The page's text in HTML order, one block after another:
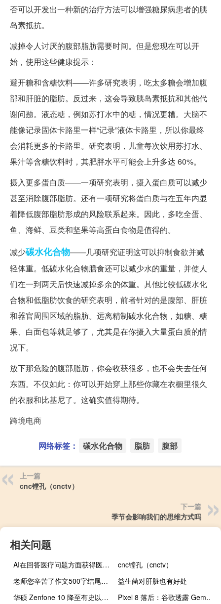
否可以开发出一种新的治疗方法可以增强糖尿病患者的胰
岛素抵抗。
减掉令人讨厌的腹部脂肪需要时间。但是您现在可以开
始，使用这些健康提示：
避开糖和含糖饮料——许多研究表明，吃太多糖会增加腹
部和肝脏的脂肪。反过来，这会导致胰岛素抵抗和其他代
谢问题。液态糖，例如苏打水中的糖，情况更糟。大脑不
能像记录固体卡路里一样“记录”液体卡路里，所以你最终
会消耗更多的卡路里。研究表明，儿童每次饮用苏打水、
果汁等含糖饮料时，其肥胖水平可能会上升多达 60%。
摄入更多蛋白质——一项研究表明，摄入蛋白质可以减少
甚至消除腹部脂肪。还有一项研究将蛋白质与在五年内显
着降低腹部脂肪形成的风险联系起来。因此，多吃全蛋、
鱼、海鲜、豆类和坚果等高蛋白食物是值得的。
减少碳水化合物——几项研究证明这可以抑制食欲并减
轻体重。低碳水化合物膳食还可以减少水的重量，并使人
们在一到两天后快速减掉多余的体重。其他比较低碳水化
合物和低脂肪饮食的研究表明，前者针对的是腹部、肝脏
和器官周围区域的脂肪。远离精制碳水化合物，如糖、糖
果、白面包等就足够了，尤其是在你摄入大量蛋白质的情
况下。
放下那危险的腹部脂肪，你会收获很多，也不会失去任何
东西。不仅如此：你可以开始穿上那些你藏在衣橱里很久
的衣服和比基尼了。这确实值得期待。
跨境电商
网络标签： 碳水化合物 脂肪 腹部
上一篇
cnc镗孔（cnctv）
下一篇
季节会影响我们的思维方式吗
相关问题
AI在回答医疗问题方面获得医生高度评价
cnc镗孔（cnctv）
老师您辛苦了作文500字结尾（老师您辛苦了作文500字）
益生菌对肝脏也有好处
华硕 Zenfone 10 降至有史以来最低价 折扣 100 美元
Pixel 8 落后：谷歌透露 Gemini Nano 不会出现在基本型号中